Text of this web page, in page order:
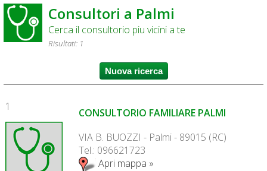
Consultori a Palmi
Cerca il consultorio piu vicini a te
Risultati: 1
1
CONSULTORIO FAMILIARE PALMI
VIA B. BUOZZI - Palmi - 89015 (RC)
Tel.: 096621723
Apri mappa »